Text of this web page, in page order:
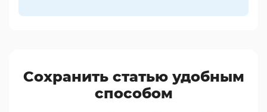
Сохранить статью удобным
способом